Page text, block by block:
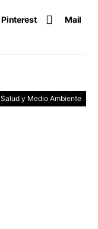
Pinterest Mail
Salud y Medio Ambiente